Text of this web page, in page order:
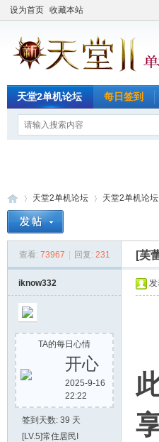
设为首页 收藏本站
天堂2单机论坛 每日签到
堂
»
天堂2单机论坛
›
天堂2单机论坛
查看: 73967 回复: 231 [芙
iknow332
TA的每日心情
开心
2025-9-16
22:22
签到天数: 39 天
[LV.5]常住居民I